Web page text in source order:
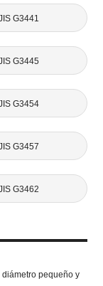
G3441
G3445
G3454
G3457
G3462
pequeño y